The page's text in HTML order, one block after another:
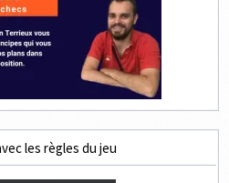
les règles du jeu